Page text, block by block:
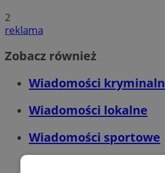
2
reklama
Zobacz również
Wiadomości
Wiadomości lokalne
Wiadomości sportowe